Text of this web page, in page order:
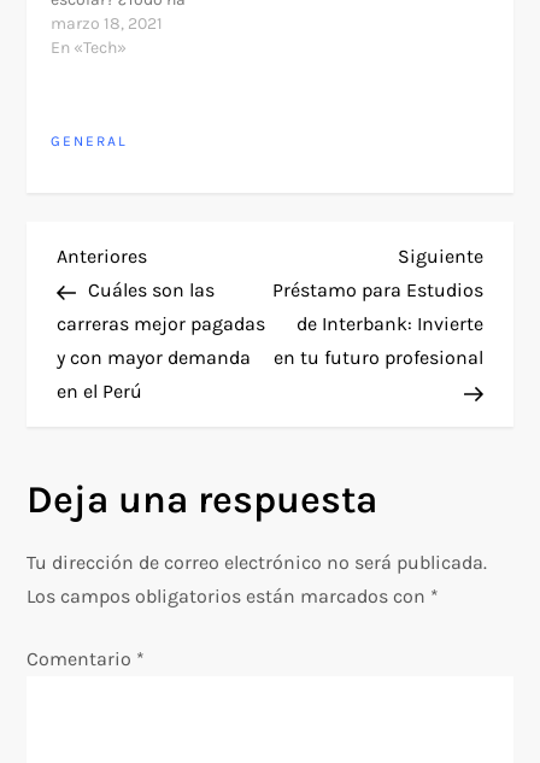
subido? No te
preocupes, aquí te
verano y debemos salir
marzo 18, 2021
En «Tech»
GENERAL
N
a
v
g
a
c
i
Entrada
anterior
Anteriores
Cuáles son las
carreras mejor pagadas
y con mayor demanda
en el Perú
Siguiente
Préstamo para Estudios
de Interbank: Invierte
en tu futuro profesional
Deja una respuesta
Tu dirección de correo electrónico no será publicada.
Los campos obligatorios están marcados con *
Comentario *